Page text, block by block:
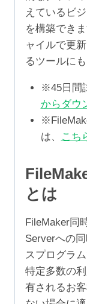
えているビ
を構築でき
ャイルで更
るツールにも
※45日間
からダウ
は、
こち
とは
FileMaker同
Serverへの
スプログラ
特定多数の
有されるお